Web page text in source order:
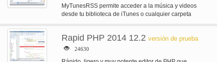
MyTunesRSS permite acceder a la música y videos
desde tu biblioteca de iTunes o cualquier carpeta
Rapid PHP 2014 12.2 versión de prueba
24630